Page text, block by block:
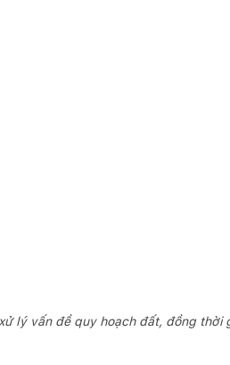
lý vấn đề quy hoạch đất, đồng thời